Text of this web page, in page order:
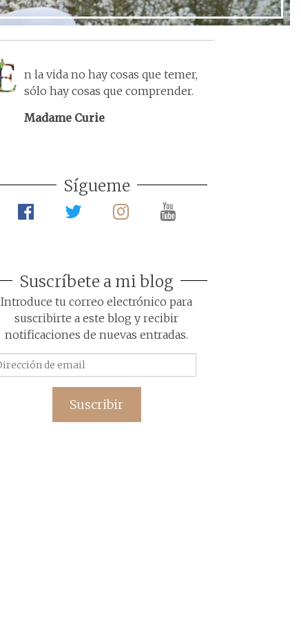
n la vida no hay cosas que temer,
sólo hay cosas que comprender.
Madame Curie
Sígueme
Suscríbete a mi blog
Introduce tu correo electrónico para
suscribirte a este blog y recibir
notificaciones de nuevas entradas.
de
Suscribir